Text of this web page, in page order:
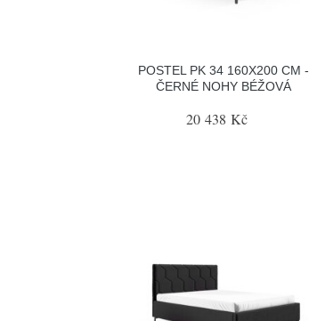
POSTEL PK 34 160X200 CM -
ČERNÉ NOHY BÉŽOVÁ
20 438 Kč